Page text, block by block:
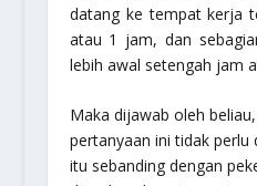
datang ke tempat kerja
atau 1 jam, dan
lebih awal setengah jam
Maka dijawab oleh
pertanyaan ini tidak perlu
itu sebanding dengan